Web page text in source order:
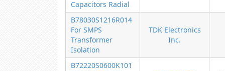
Capacitors Radial
B78030S1216R014
For SMPS
Transformer
Isolation
TDK Electronics
Inc.
B72220S0600K101